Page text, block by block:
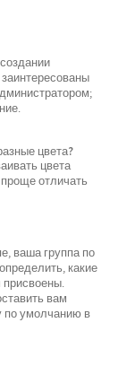
цвета?
цвета
отличать
ваша группа по
какие
присвоены.
вам
по умолчанию в